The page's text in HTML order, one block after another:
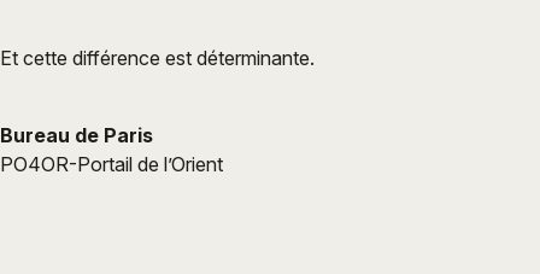
Et cette différence est déterminante.
Bureau de Paris
PO4OR-Portail de l’Orient